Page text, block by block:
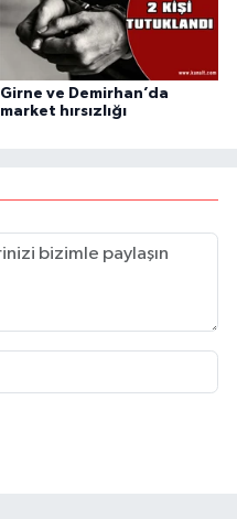
Girne ve Demirhan’da
market hırsızlığı